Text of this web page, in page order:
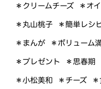
＊クリームチーズ ＊オ
＊丸山桃子 ＊簡単レシ
＊まんが ＊ボリューム
＊プレゼント ＊思春期
＊小松美和 ＊チーズ